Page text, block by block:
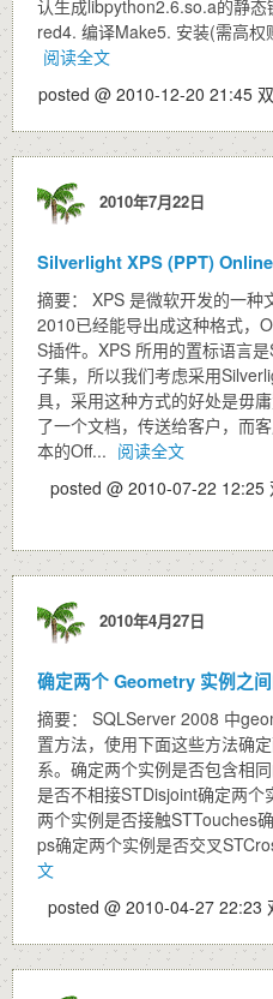
认生成libpython2.6.so.a的静
red4. 编译Make5. 安装(需高
阅读全文
posted @ 2010-12-20 21:45
2010年7月22日
Silverlight XPS (PPT) Online
摘要： XPS 是微软开发的一
2010已经能导出成这种格式，
S插件。XPS 所用的置标语言
子集，所以我们考虑采用
具，采用这种方式的好处是毋
了一个文档，传送给客户，而
本的Off... 阅读全文
posted @ 2010-07-22 12:25
2010年4月27日
确定两个 Geometry 实例之
摘要： SQLServer 2008 中
置方法，使用下面这些方法确
系。确定两个实例是否包含相
是否不相接STDisjoint确定两
两个实例是否接触STTouches
ps确定两个实例是否交叉
文
posted @ 2010-04-27 22:23